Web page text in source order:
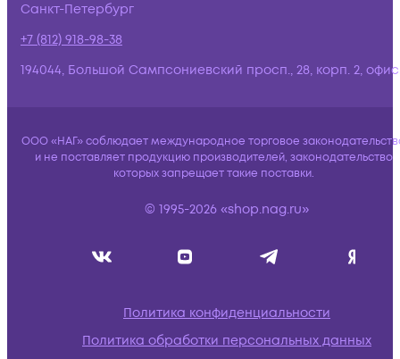
Санкт-Петербург
+7 (812) 918-98-38
194044, Большой Сампсониевский просп., 28, корп. 2,
ООО «НАГ» соблюдает международное торговое
и не поставляет продукцию производителей, законодательство
которых запрещает такие поставки.
© 1995-2026 «shop.nag.ru»
Политика конфиденциальности
Политика обработки персональных данных